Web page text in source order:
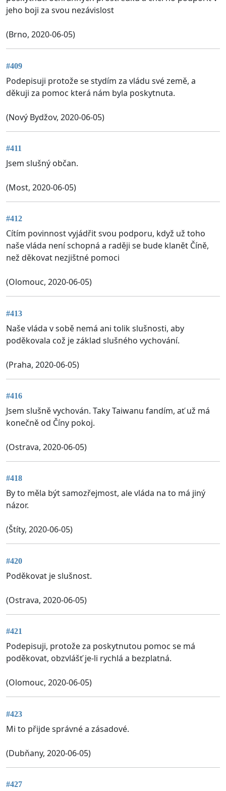
jeho boji za svou nezávislost
(Brno, 2020-06-05)
#409
Podepisuji protože se stydím za vládu své země, a
děkuji za pomoc která nám byla poskytnuta.
(Nový Bydžov, 2020-06-05)
#411
Jsem slušný občan.
(Most, 2020-06-05)
#412
Cítím povinnost vyjádřit svou podporu, když už toho
naše vláda není schopná a raději se bude klanět Číně,
než děkovat nezjištné pomoci
(Olomouc, 2020-06-05)
#413
Naše vláda v sobě nemá ani tolik slušnosti, aby
poděkovala což je základ slušného vychování.
(Praha, 2020-06-05)
#416
Jsem slušně vychován. Taky Taiwanu fandím, ať už má
konečně od Číny pokoj.
(Ostrava, 2020-06-05)
#418
By to měla být samozřejmost, ale vláda na to má jiný
názor.
(Štíty, 2020-06-05)
#420
Poděkovat je slušnost.
(Ostrava, 2020-06-05)
#421
Podepisuji, protože za poskytnutou pomoc se má
poděkovat, obzvlášť je-li rychlá a bezplatná.
(Olomouc, 2020-06-05)
#423
Mi to přijde správné a zásadové.
(Dubňany, 2020-06-05)
#427